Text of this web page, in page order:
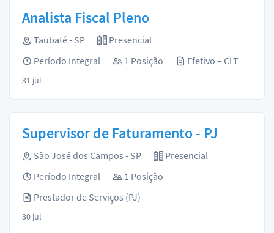
Analista Fiscal Pleno
Taubaté - SP
Presencial
Período Integral
1 Posição Efetivo – CLT
31 jul
Supervisor de Faturamento - PJ
São José dos Campos - SP
Presencial
Período Integral
1 Posição
Prestador de Serviços (PJ)
30 jul